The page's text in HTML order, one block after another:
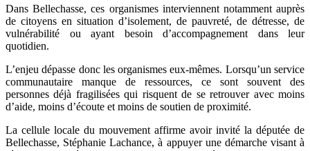
Dans Bellechasse, ces organismes interviennent notamment auprès
de citoyens en situation d’isolement, de pauvreté, de détresse, de
vulnérabilité ou ayant besoin d’accompagnement dans leur
quotidien.
L’enjeu dépasse donc les organismes eux-mêmes. Lorsqu’un service
communautaire manque de ressources, ce sont souvent des
personnes déjà fragilisées qui risquent de se retrouver avec moins
d’aide, moins d’écoute et moins de soutien de proximité.
La cellule locale du mouvement affirme avoir invité la députée de
Bellechasse, Stéphanie Lachance, à appuyer une démarche visant à